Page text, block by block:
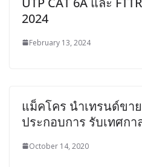
2024
February 13, 2024
แม็คโคร นำเทรนด์ขา
ประกอบการ รับเทศกา
October 14, 2020